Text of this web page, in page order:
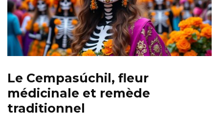
Le Cempasúchil, fleur
médicinale et remède
traditionnel